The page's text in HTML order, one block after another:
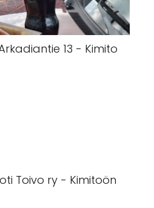
13 - Kimito
Toivo ry - Kimitoön